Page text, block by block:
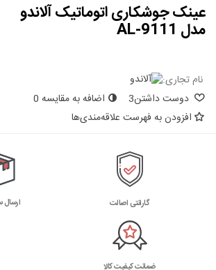
عینک جوشکاری اتوماتیک آلاندو
مدل AL-9111
نام تجاری:
دوست داشتن3 اضافه به مقایسه 0
افزودن به فهرست علاقه‌مندی‌ها
گارانتی اصالت ارسال
ضمانت کیفیت کالا